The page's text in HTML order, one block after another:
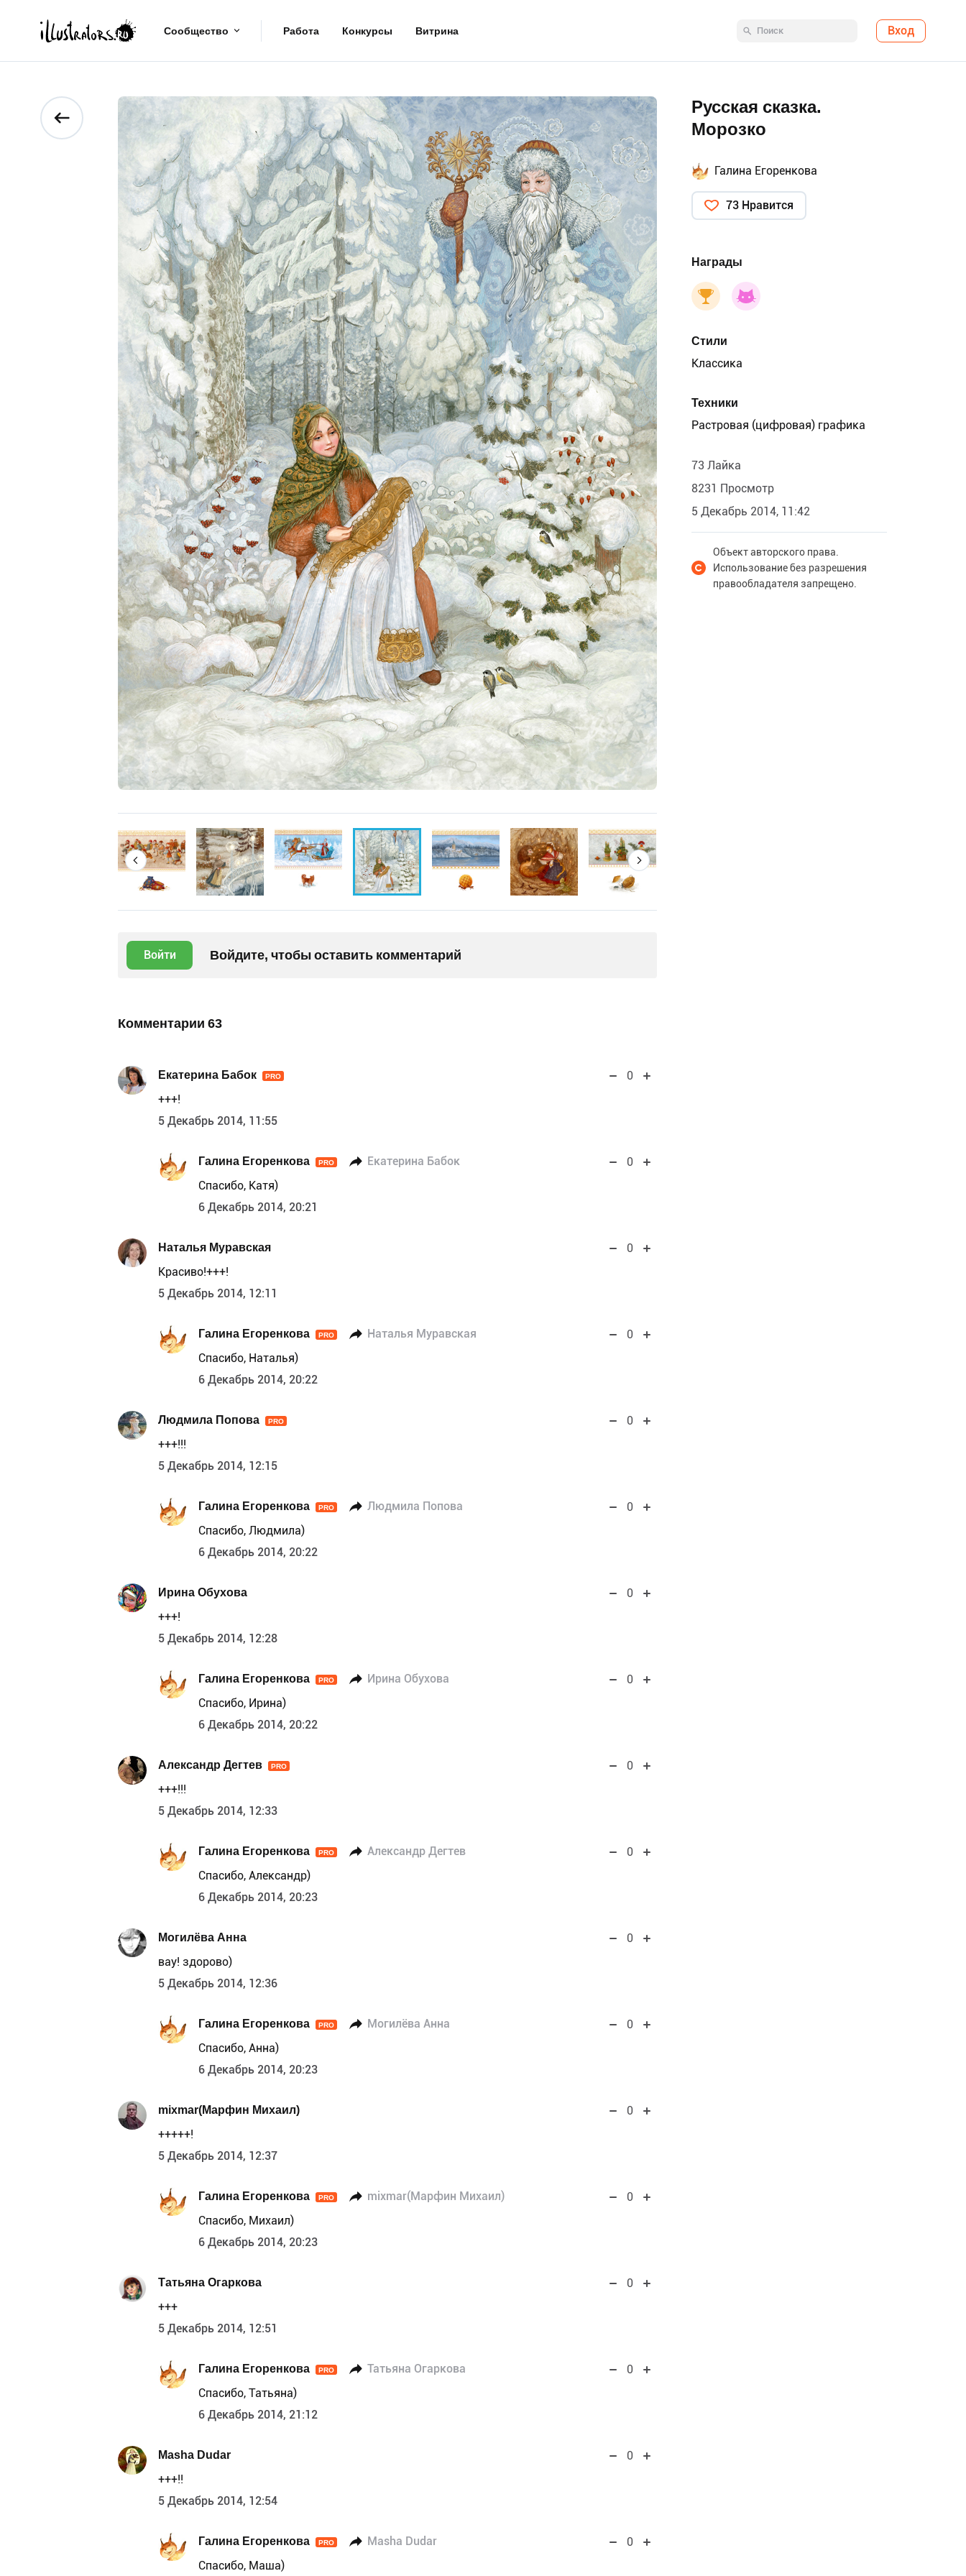
Сообщество Работа Конкурсы Витрина Вход
Войти Войдите, чтобы оставить комментарий
Комментарии 63
Екатерина Бабок PRO
0
+++!
5 Декабрь 2014, 11:55
Галина Егоренкова PRO Екатерина Бабок
0
Спасибо, Катя)
6 Декабрь 2014, 20:21
Наталья Муравская
0
Красиво!+++!
5 Декабрь 2014, 12:11
Галина Егоренкова PRO Наталья Муравская
0
Спасибо, Наталья)
6 Декабрь 2014, 20:22
Людмила Попова PRO
0
+++!!!
5 Декабрь 2014, 12:15
Галина Егоренкова PRO Людмила Попова
0
Спасибо, Людмила)
6 Декабрь 2014, 20:22
Ирина Обухова
0
+++!
5 Декабрь 2014, 12:28
Галина Егоренкова PRO Ирина Обухова
0
Спасибо, Ирина)
6 Декабрь 2014, 20:22
Александр Дегтев PRO
0
+++!!!
5 Декабрь 2014, 12:33
Галина Егоренкова PRO Александр Дегтев
0
Спасибо, Александр)
6 Декабрь 2014, 20:23
Могилёва Анна
0
вау! здорово)
5 Декабрь 2014, 12:36
Галина Егоренкова PRO Могилёва Анна
0
Спасибо, Анна)
6 Декабрь 2014, 20:23
mixmar(Марфин Михаил)
0
+++++!
5 Декабрь 2014, 12:37
Галина Егоренкова PRO mixmar(Марфин Михаил)
0
Спасибо, Михаил)
6 Декабрь 2014, 20:23
Татьяна Огаркова
0
+++
5 Декабрь 2014, 12:51
Галина Егоренкова PRO Татьяна Огаркова
0
Спасибо, Татьяна)
6 Декабрь 2014, 21:12
Masha Dudar
0
+++!!
5 Декабрь 2014, 12:54
Галина Егоренкова PRO Masha Dudar
0
Спасибо, Маша)
Русская сказка.
Морозко
Галина Егоренкова
73 Нравится
Награды
Стили
Классика
Техники
Растровая (цифровая) графика
73 Лайка
8231 Просмотр
5 Декабрь 2014, 11:42
Объект авторского права.
Использование без разрешения
правообладателя запрещено.